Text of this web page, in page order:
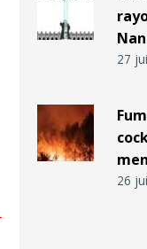
27
26